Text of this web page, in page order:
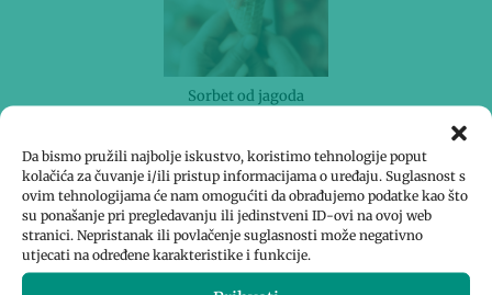
Da bismo pružili najbolje iskustvo, koristimo tehnologije poput
kolačića za čuvanje i/ili pristup informacijama o uređaju. Suglasnost s
ovim tehnologijama će nam omogućiti da obrađujemo podatke kao što
su ponašanje pri pregledavanju ili jedinstveni ID-ovi na ovoj web
stranici. Nepristanak ili povlačenje suglasnosti može negativno
utjecati na određene karakteristike i funkcije.
Sorbet od jagoda